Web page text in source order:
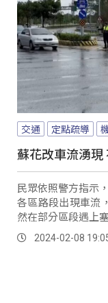
交通 定點疏導
蘇花改車流湧現
民眾依照警方指示
各區路段出現車流
然在部分區段遇上
2024-02-08